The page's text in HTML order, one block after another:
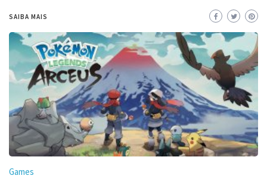
SAIBA MAIS
Games